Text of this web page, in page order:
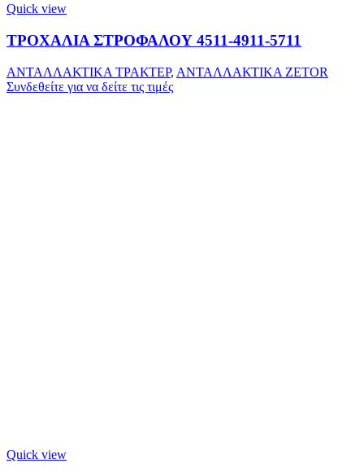
Quick view
ΤΡΟΧΑΛΙΑ ΣΤΡΟΦΑΛΟΥ 4511-4911-5711
ΑΝΤΑΛΛΑΚΤΙΚΑ ΤΡΑΚΤΕΡ, ΑΝΤΑΛΛΑΚΤΙΚΑ ZETOR
Συνδεθείτε για να δείτε τις τιμές
Quick view